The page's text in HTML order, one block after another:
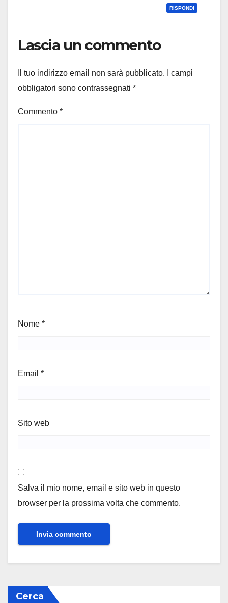
RISPONDI
Lascia un commento
Il tuo indirizzo email non sarà pubblicato.
I campi
obbligatori sono contrassegnati *
Commento *
Nome *
Email *
Sito web
Salva il mio nome, email e sito web in questo
browser per la prossima volta che commento.
Cerca